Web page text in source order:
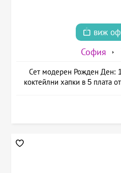
виж
София
Сет модерен Рожден Ден:
коктейлни хапки в 5 плата